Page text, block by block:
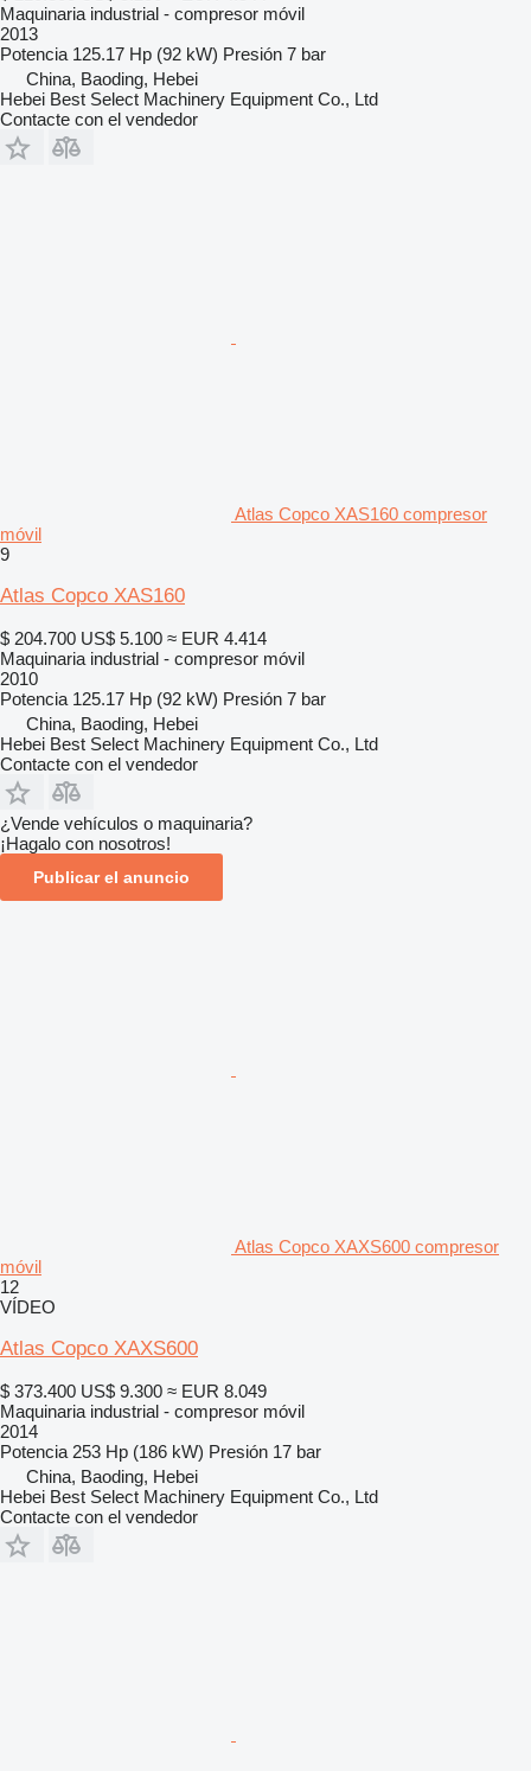
Maquinaria industrial - compresor móvil
2013
Potencia 125.17 Hp (92 kW) Presión 7 bar
China, Baoding, Hebei
Hebei Best Select Machinery Equipment Co., Ltd
Contacte con el vendedor
Atlas Copco XAS160 compresor
móvil
9
Atlas Copco XAS160
$ 204.700 US$ 5.100 ≈ EUR 4.414
Maquinaria industrial - compresor móvil
2010
Potencia 125.17 Hp (92 kW) Presión 7 bar
China, Baoding, Hebei
Hebei Best Select Machinery Equipment Co., Ltd
Contacte con el vendedor
¿Vende vehículos o maquinaria?
¡Hagalo con nosotros!
Publicar el anuncio
Atlas Copco XAXS600 compresor
móvil
12
VÍDEO
Atlas Copco XAXS600
$ 373.400 US$ 9.300 ≈ EUR 8.049
Maquinaria industrial - compresor móvil
2014
Potencia 253 Hp (186 kW) Presión 17 bar
China, Baoding, Hebei
Hebei Best Select Machinery Equipment Co., Ltd
Contacte con el vendedor